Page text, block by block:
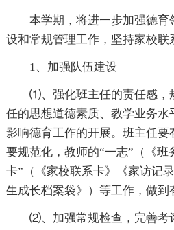
本学期，将进一步加强德育
设和常规管理工作，坚持家校联
1、加强队伍建设
⑴、强化班主任的责任感，
任的思想道德素质、教学业务
影响德育工作的开展。班主任
要规范化，教师的“一志”（《班
卡”（《家校联系卡》《家访记
生成长档案袋》）等工作，做到
⑵、加强常规检查，完善考